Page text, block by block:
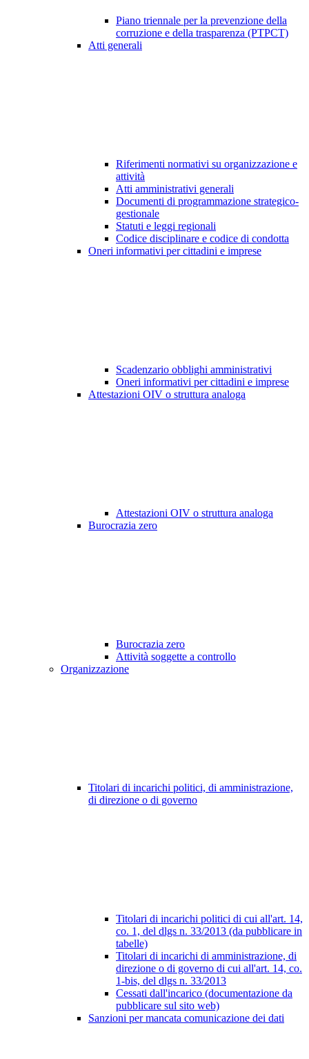
Piano triennale per la prevenzione della
corruzione e della trasparenza (PTPCT)
Atti generali
Riferimenti normativi su organizzazione e
attività
Atti amministrativi generali
Documenti di programmazione strategico-
gestionale
Statuti e leggi regionali
Codice disciplinare e codice di condotta
Oneri informativi per cittadini e imprese
Scadenzario obblighi amministrativi
Oneri informativi per cittadini e imprese
Attestazioni OIV o struttura analoga
Attestazioni OIV o struttura analoga
Burocrazia zero
Burocrazia zero
Attività soggette a controllo
Organizzazione
Titolari di incarichi politici, di amministrazione,
di direzione o di governo
Titolari di incarichi politici di cui all'art. 14,
co. 1, del dlgs n. 33/2013 (da pubblicare in
tabelle)
Titolari di incarichi di amministrazione, di
direzione o di governo di cui all'art. 14, co.
1-bis, del dlgs n. 33/2013
Cessati dall'incarico (documentazione da
pubblicare sul sito web)
Sanzioni per mancata comunicazione dei dati